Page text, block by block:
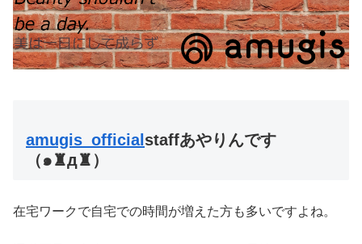
amugis_officialstaffあやりんです
（๑♜д♜）
在宅ワークで自宅での時間が増えた方も多いですよね。